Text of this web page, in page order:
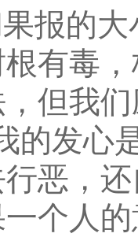
报的
有毒
但我
的发
恶，
个人